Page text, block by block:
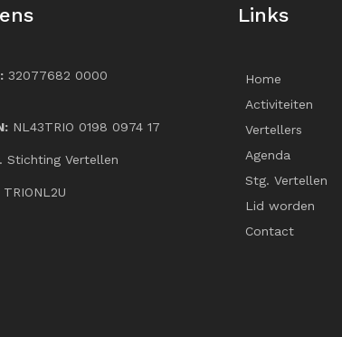
32077682 0000
NL43TRIO 0198 0974 17
Stichting Vertellen
Links
Home
Activiteiten
Vertellers
Agenda
Stg. Vertellen
Lid worden
Contact